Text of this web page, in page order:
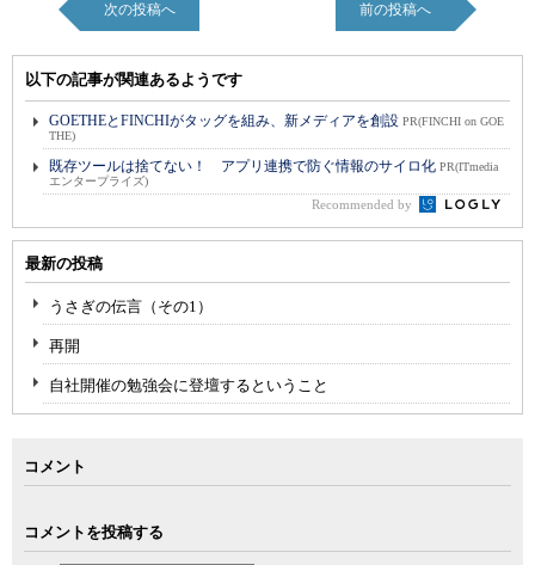
次の投稿へ 前の投稿へ
以下の記事が関連あるようです
GOETHEとFINCHIがタッグを組み、新メディアを創設 PR(FINCHI on GOE
THE)
既存ツールは捨てない！ アプリ連携で防ぐ情報のサイロ化 PR(ITmedia
エンタープライズ)
Recommended by
最新の投稿
うさぎの伝言（その1）
再開
自社開催の勉強会に登壇するということ
コメント
コメントを投稿する